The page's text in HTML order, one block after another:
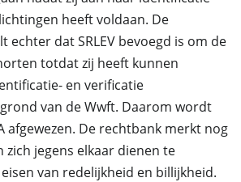
heeft voldaan. De
echter dat SRLEV bevoegd is om de
totdat zij heeft kunnen
en verificatie
van de Wwft. Daarom wordt
afgewezen. De rechtbank merkt nog
jegens elkaar dienen te
van redelijkheid en billijkheid.